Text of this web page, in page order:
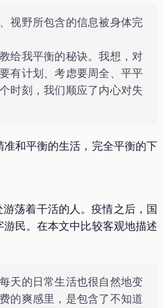
视野所包含的信息被身体完
给我平衡的秘诀。我想，对
有计划、考虑要周全、平平
时刻，我们顺应了内心对失
和平衡的生活，完全平衡的下
荡着干活的人。疫情之后，国
民。在本文中比较客观地描述
天的日常生活也很自然地变
的爽感里，是包含了不知道